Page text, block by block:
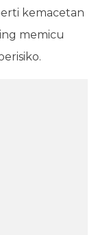
kemacetan
memicu